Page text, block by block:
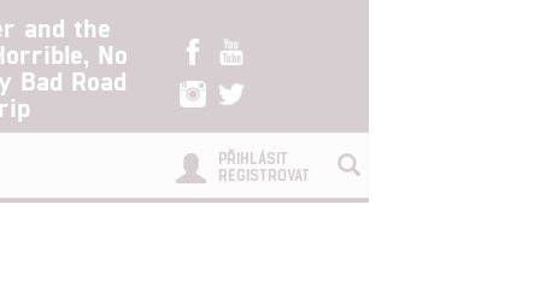
and the
No
Bad Road
PŘIHLÁSIT
REGISTROVAT